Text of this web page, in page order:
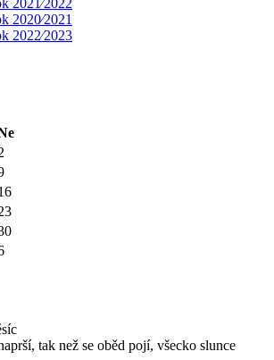
2021⁄2022
2020⁄2021
2022⁄2023
tak než se oběd pojí, všecko slunce